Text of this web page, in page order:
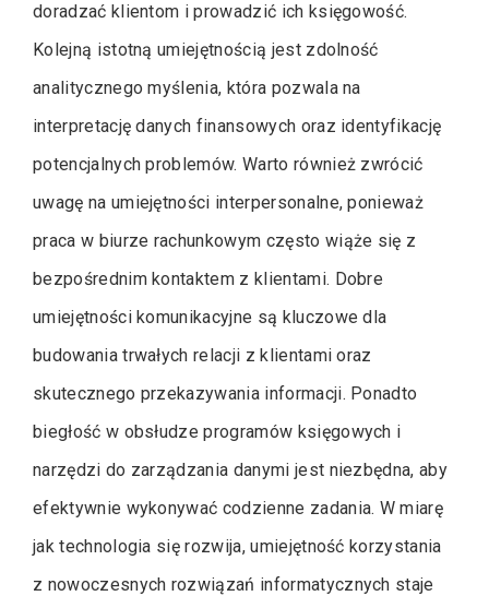
doradzać klientom i prowadzić ich księgowość.
Kolejną istotną umiejętnością jest zdolność
analitycznego myślenia, która pozwala na
interpretację danych finansowych oraz identyfikację
potencjalnych problemów. Warto również zwrócić
uwagę na umiejętności interpersonalne, ponieważ
praca w biurze rachunkowym często wiąże się z
bezpośrednim kontaktem z klientami. Dobre
umiejętności komunikacyjne są kluczowe dla
budowania trwałych relacji z klientami oraz
skutecznego przekazywania informacji. Ponadto
biegłość w obsłudze programów księgowych i
narzędzi do zarządzania danymi jest niezbędna, aby
efektywnie wykonywać codzienne zadania. W miarę
jak technologia się rozwija, umiejętność korzystania
z nowoczesnych rozwiązań informatycznych staje